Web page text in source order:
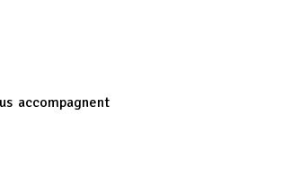
accompagnent